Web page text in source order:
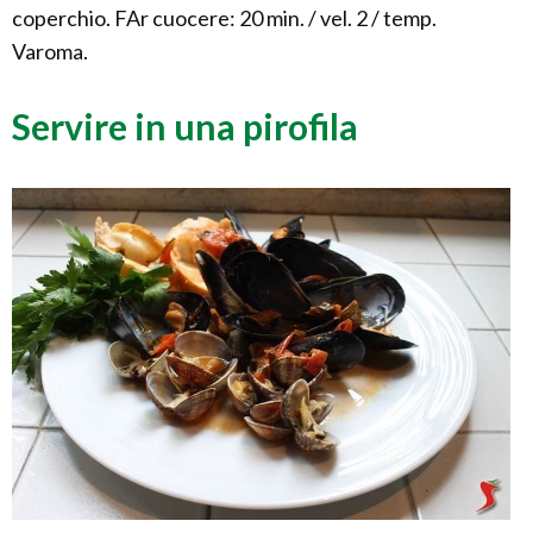
coperchio. FAr cuocere: 20 min. / vel. 2 / temp.
Varoma.
Servire in una pirofila